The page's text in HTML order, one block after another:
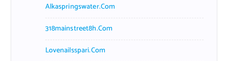
Alkaspringswater.com
318mainstreet8h.com
Lovenailsspari.com